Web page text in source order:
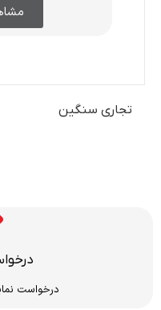
تجاری سنگین
درخواست